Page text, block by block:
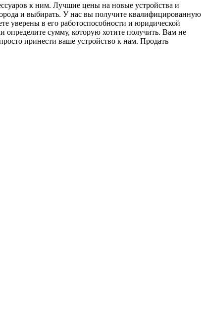
к ним. Лучшие цены на новые устройства и
и выбирать. У нас вы получите квалифицированную
уверены в его работоспособности и юридической
сумму, которую хотите получить. Вам не
принести ваше устройство к нам. Продать